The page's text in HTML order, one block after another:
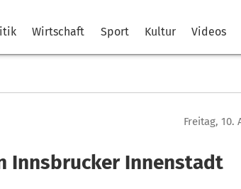
Wirtschaft Sport Kultur Videos
Freitag, 10.
Innsbrucker Innenstadt